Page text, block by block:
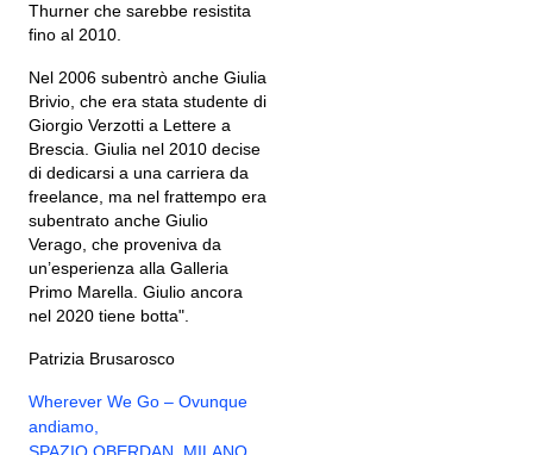
Thurner che sarebbe resistita
fino al 2010.
Nel 2006 subentrò anche Giulia
Brivio, che era stata studente di
Giorgio Verzotti a Lettere a
Brescia. Giulia nel 2010 decise
di dedicarsi a una carriera da
freelance, ma nel frattempo era
subentrato anche Giulio
Verago, che proveniva da
un’esperienza alla Galleria
Primo Marella. Giulio ancora
nel 2020 tiene botta".
Patrizia Brusarosco
Wherever We Go – Ovunque
andiamo,